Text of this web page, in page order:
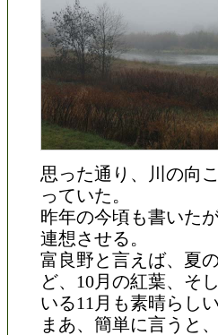
思った通り、川の向
っていた。
昨年の今頃も書いた
連想させる。
富良野と言えば、夏
ど、10月の紅葉、そ
いる11月も素晴らしい
まあ、簡単に言うと